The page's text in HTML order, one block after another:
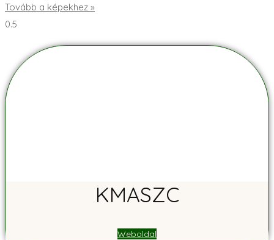
Tovább a képekhez »
KMASZC
Weboldal